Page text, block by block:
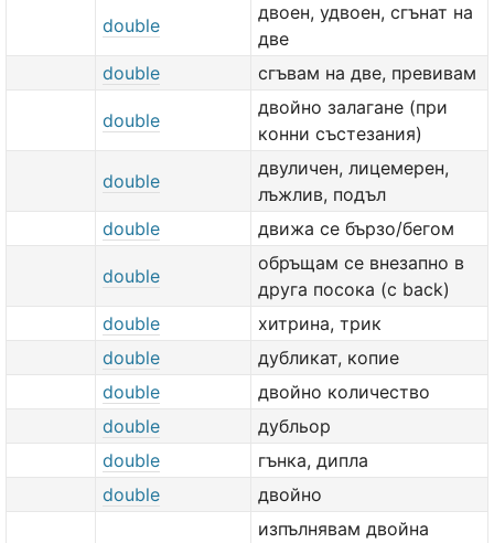
double
двоен, удвоен, сгънат на
две
double
сгъвам на две, превивам
double
двойно залагане (при
конни състезания)
double
двуличен, лицемерен,
лъжлив, подъл
double
движа се бързо/бегом
double
обръщам cе внезапно в
друга посока (с back)
double
хитрина, трик
double
дубликат, копие
double
двойно количество
double
дубльор
double
гънка, дипла
double
двойно
изпълнявам двойна